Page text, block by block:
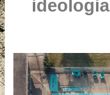
Desigualdade
biológica